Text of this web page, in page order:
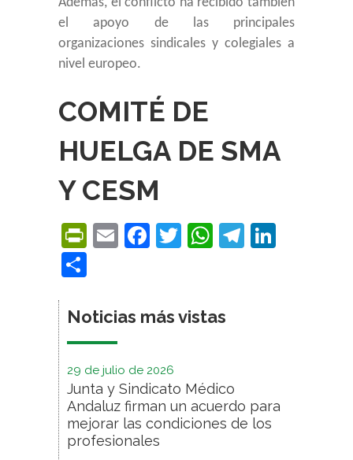
Además, el conflicto ha recibido también
el apoyo de las principales
organizaciones sindicales y colegiales a
nivel europeo.
COMITÉ DE
HUELGA DE SMA
Y CESM
PrintFriendly
EmailFacebook
Twitter
WhatsApp
Noticias más vistas
29 de julio de 2026
Junta y Sindicato Médico
Andaluz firman un acuerdo para
mejorar las condiciones de los
profesionales